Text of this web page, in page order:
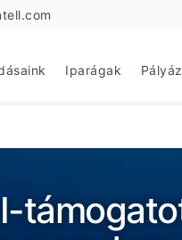
Iparágak